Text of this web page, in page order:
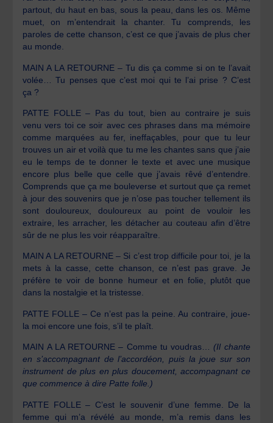
partout, du haut en bas, sous la peau, dans les os. Même
muet, on m’entendrait la chanter. Tu comprends, les
paroles de cette chanson, c’est ce que j’avais de plus cher
au monde.
MAIN A LA RETOURNE – Tu dis ça comme si on te l’avait
volée… Tu penses que c’est moi qui te l’ai prise ? C’est
ça ?
PATTE FOLLE – Pas du tout, bien au contraire je suis
venu vers toi ce soir avec ces phrases dans ma mémoire
comme marquées au fer, ineffaçables, pour que tu leur
trouves un air et voilà que tu me les chantes sans que j’aie
eu le temps de te donner le texte et avec une musique
encore plus belle que celle que j’avais rêvé d’entendre.
Comprends que ça me bouleverse et surtout que ça remet
à jour des souvenirs que je n’ose pas toucher tellement ils
sont douloureux, douloureux au point de vouloir les
extraire, les arracher, les détacher au couteau afin d’être
sûr de ne plus les voir réapparaître.
MAIN A LA RETOURNE – Si c’est trop difficile pour toi, je la
mets à la casse, cette chanson, ce n’est pas grave. Je
préfère te voir de bonne humeur et en folie, plutôt que
dans la nostalgie et la tristesse.
PATTE FOLLE – Ce n’est pas la peine. Au contraire, joue-
la moi encore une fois, s’il te plaît.
MAIN A LA RETOURNE – Comme tu voudras…(Il chante
en s’accompagnant de l’accordéon, puis la joue sur son
instrument de plus en plus doucement, accompagnant ce
que commence à dire Patte folle.)
PATTE FOLLE – C’est le souvenir d’une femme. De la
femme qui m’a révélé au monde, m’a remis dans les